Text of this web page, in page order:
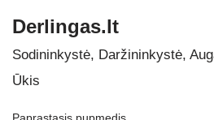
Skip
to
Derlingas.lt
Sodininkystė, Daržininkystė,
Ūkis